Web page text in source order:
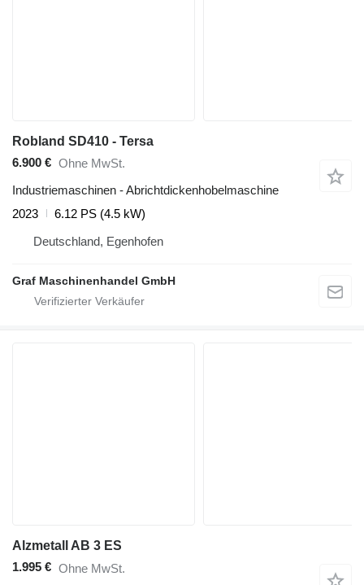
Robland SD410 - Tersa
6.900 € Ohne MwSt.
Industriemaschinen - Abrichtdickenhobelmaschine
2023
6.12 PS (4.5 kW)
Deutschland, Egenhofen
Graf Maschinenhandel GmbH
Alzmetall AB 3 ES
1.995 € Ohne MwSt.